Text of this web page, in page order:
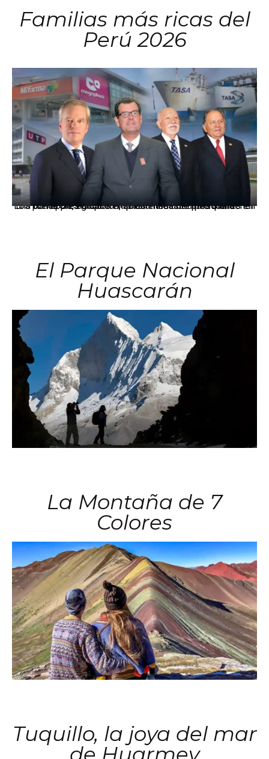
Familias más ricas del
Perú 2026
Los principales grupos empresariales del país mantienen una fuerte presencia en Áncash mediante inversiones en comercio, educación, salud e industria pesquera.
El Parque Nacional
Huascarán
La Montaña de 7
Colores
Tuquillo, la joya del mar
de Huarmey